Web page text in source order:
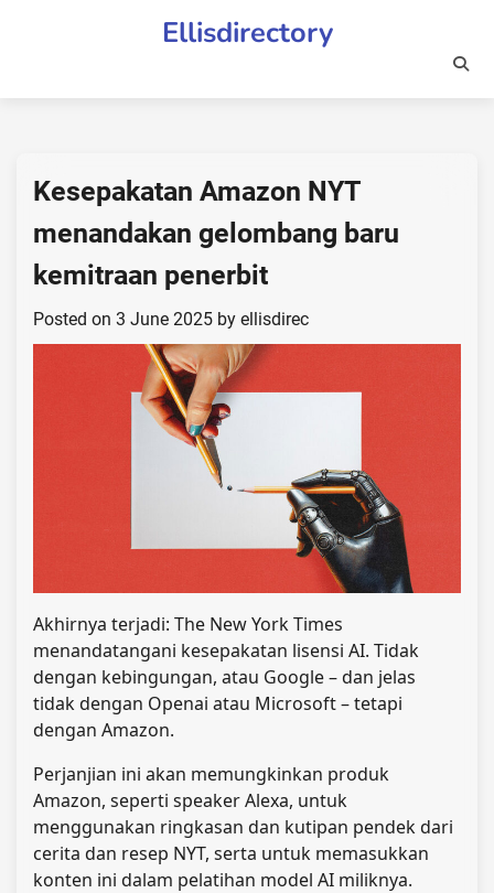
Ellisdirectory
Kesepakatan Amazon NYT
menandakan gelombang baru
kemitraan penerbit
Posted on 3 June 2025 by ellisdirec
Akhirnya terjadi: The New York Times
menandatangani kesepakatan lisensi AI. Tidak
dengan kebingungan, atau Google – dan jelas
tidak dengan Openai atau Microsoft – tetapi
dengan Amazon.
Perjanjian ini akan memungkinkan produk
Amazon, seperti speaker Alexa, untuk
menggunakan ringkasan dan kutipan pendek dari
cerita dan resep NYT, serta untuk memasukkan
konten ini dalam pelatihan model AI miliknya.